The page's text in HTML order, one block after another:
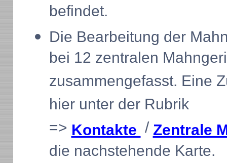
befindet.
Die Bearbeitung der
bei 12 zentralen
zusammengefasst. Eine
hier unter der Rubrik
=> Kontakte / Zentrale
die nachstehende Karte.